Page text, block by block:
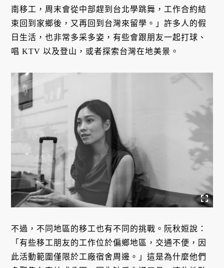
南移工，周末會從中部趕到台北學跳舞，工作合約結
束回到家鄉後，又再回到台灣來留學。」許多人的假
日生活，也非常多采多姿，有些會跟朋友一起打球、
唱 KTV 以及登山，或者探索台灣在地美景。
不過，不同地區的移工也有不同的挑戰。阮秋姮說：
「有些移工朋友的工作位於偏鄉地區，交通不便，因
此活動範圍僅限於工廠宿舍周邊。」這是為什麼他們